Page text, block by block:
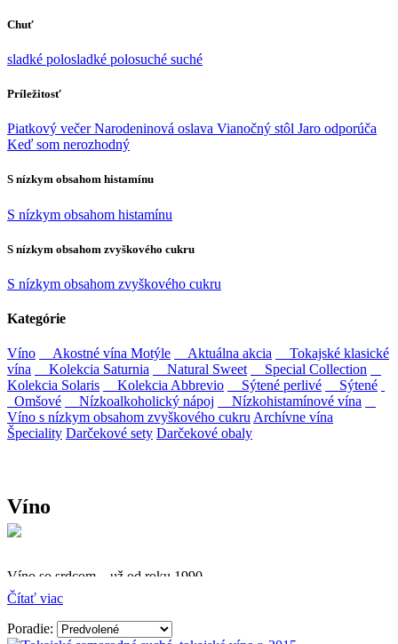
Chuť
sladké polosladké polosuché suché
Príležitosť
Piatkový večerNarodeninová oslava Vianočný stôl Jaro odporúča
Keď som nerozhodný
S nízkym obsahom histamínu
S nízkym obsahom histamínu
S nízkym obsahom zvyškového cukru
S nízkym obsahom zvyškového cukru
Kategórie
Víno Akostné vína Motýle Aktuálna akcia
Tokajské klasické
vína
Kolekcia Saturnia Natural Sweet
Special Collection
Kolekcia Solaris
Kolekcia Abbrevio Sýtené perlivé
Sýtené
Omšové
Nízkoalkoholický nápoj
Nízkohistamínové vína
Víno s nízkym obsahom zvyškového cukru Archívne vína
Špeciality Darčekové sety Darčekové obaly
Víno
Víno so srdcom – už od roku 1990
Firma Ostrožovič je najstaršou privátnou firmou na
slovenskom Tokaji.
Čítať viac
Poradie: